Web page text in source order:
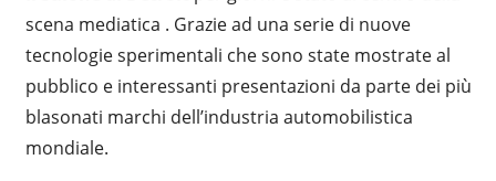
scena mediatica . Grazie ad una serie di nuove
tecnologie sperimentali che sono state mostrate al
pubblico e interessanti presentazioni da parte dei più
blasonati marchi dell’industria automobilistica
mondiale.